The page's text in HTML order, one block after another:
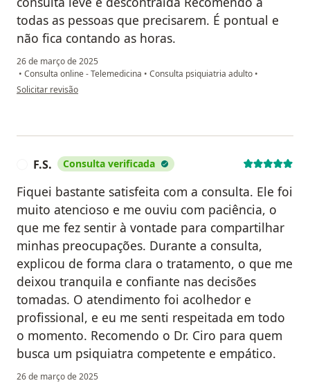
todas as pessoas que precisarem. É pontual e
não fica contando as horas.
26 de março de 2025
• Consulta online - Telemedicina • Consulta psiquiatria adulto •
na opinião do utilizador C Turqueto
Solicitar revisão
F.S. Consulta verificada
Fiquei bastante satisfeita com a consulta. Ele foi
muito atencioso e me ouviu com paciência, o
que me fez sentir à vontade para compartilhar
minhas preocupações. Durante a consulta,
explicou de forma clara o tratamento, o que me
deixou tranquila e confiante nas decisões
tomadas. O atendimento foi acolhedor e
profissional, e eu me senti respeitada em todo
o momento. Recomendo o Dr. Ciro para quem
busca um psiquiatra competente e empático.
26 de março de 2025